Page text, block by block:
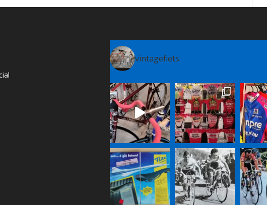
vintagefiets